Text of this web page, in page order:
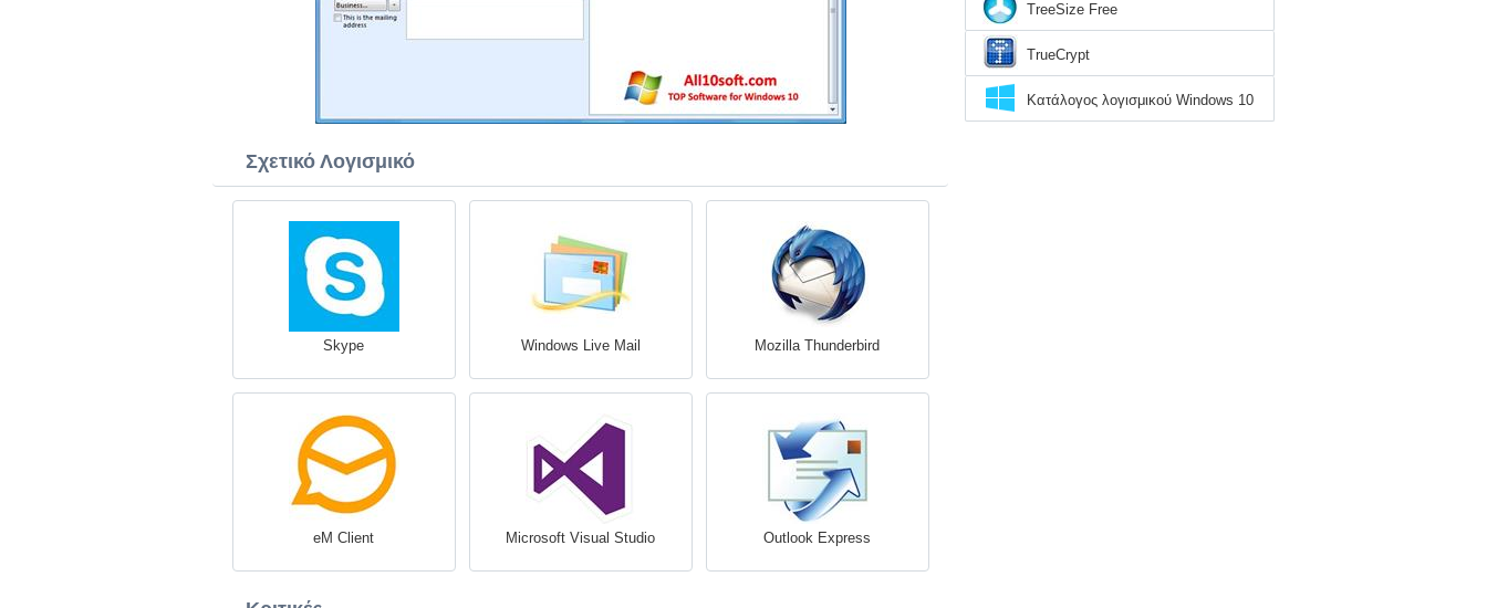
Σχετικό Λογισμικό
Skype Windows Live Mail Mozilla Thunderbird
eM Client Microsoft Visual Studio Outlook Express
TreeSize Free
TrueCrypt
Κατάλογος λογισμικού Windows 10